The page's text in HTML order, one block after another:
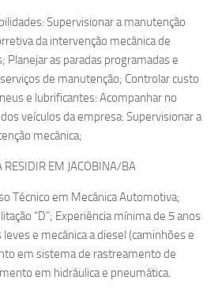
Supervisionar a manutenção
da intervenção mecânica de
Planejar as paradas programadas e
de manutenção; Controlar custo
e lubrificantes: Acompanhar no
veículos da empresa: Supervisionar a
mecânica;
EM JACOBINA/BA
Técnico em Mecânica Automotiva;
“D”; Experiência mínima de 5 anos
e mecânica a diesel (caminhões e
em sistema de rastreamento de
em hidráulica e pneumática.